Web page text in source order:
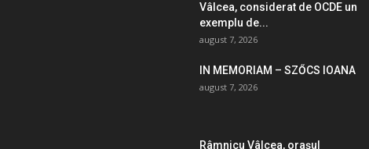
Vâlcea, considerat de OCDE un
exemplu de...
august 7, 2026
IN MEMORIAM – SZŐCS IOANA
august 7, 2026
Râmnicu Vâlcea, orașul